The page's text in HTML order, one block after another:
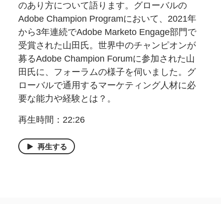
のあり方について語ります。グローバルの
Adobe Champion Programにおいて、2021年
から3年連続でAdobe Marketo Engage部門で
受賞された山田氏。世界中のチャンピオンが
募るAdobe Champion Forumに参加された山
田氏に、フォーラムの様子を伺いました。グ
ローバルで通用するマーケティング人材に必
要な能力や経験とは？。
再生時間：22:26
再生する